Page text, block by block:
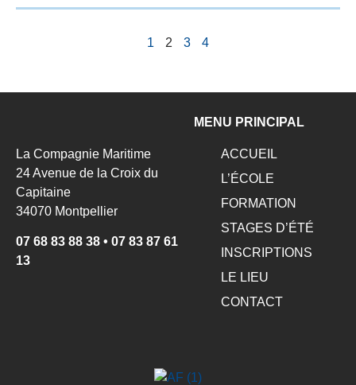
1 2 3 4
La Compagnie Maritime
24 Avenue de la Croix du
Capitaine
34070 Montpellier
07 68 83 88 38 • 07 83 87 61
13
MENU PRINCIPAL
ACCUEIL
L’ÉCOLE
FORMATION
STAGES D’ÉTÉ
INSCRIPTIONS
LE LIEU
CONTACT